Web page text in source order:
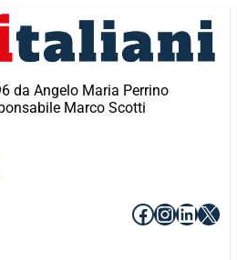
da Angelo Maria Perrino
Marco Scotti
Facebook
X